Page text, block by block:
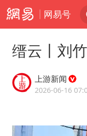
网易号
缙云丨刘
上游新闻
2026-06-16